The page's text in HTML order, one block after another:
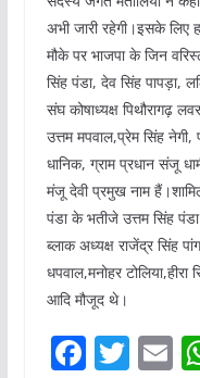
अभी जारी रहेगी।इसके लिए
मौके पर भाजपा के जिन
सिंह पंडा, देव सिंह पापड़ा,
संघ कोषाध्यक्ष पिथौरागढ़
उत्तम मपवाल,प्रेम सिंह नेगी,
धानिक, ग्राम प्रधान संजू
मंजू देवी प्रमुख नाम
पंडा के भतीजे उत्तम सिंह
ब्लाक अध्यक्ष राजेंद्र सिंह
धपवाल,मनोहर टोलिया,हीरा
आदि मौजूद थे।
F T E